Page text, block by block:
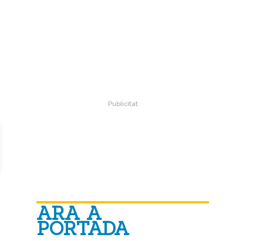
ARA A
PORTADA